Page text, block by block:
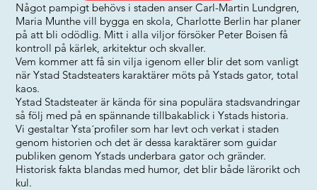
Något pampigt behövs i staden anser Carl-Martin Lundgren,
Maria Munthe vill bygga en skola, Charlotte Berlin har planer
på att bli odödlig. Mitt i alla viljor försöker Peter Boisen få
kontroll på kärlek, arkitektur och skvaller.
Vem kommer att få sin vilja igenom eller blir det som vanligt
när Ystad Stadsteaters karaktärer möts på Ystads gator, total
kaos.
Ystad Stadsteater är kända för sina populära stadsvandringar
så följ med på en spännande tillbakablick i Ystads historia.
Vi gestaltar Ysta´profiler som har levt och verkat i staden
genom historien och det är dessa karaktärer som guidar
publiken genom Ystads underbara gator och gränder.
Historisk fakta blandas med humor, det blir både lärorikt och
kul.